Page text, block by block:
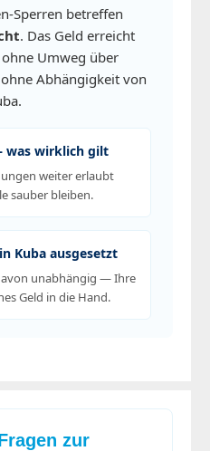
Sperren betreffen
. Das Geld erreicht
Umweg über
Abhängigkeit von
was wirklich gilt
weiter erlaubt
sauber bleiben.
Kuba ausgesetzt
unabhängig — Ihre
Geld in die Hand.
zur